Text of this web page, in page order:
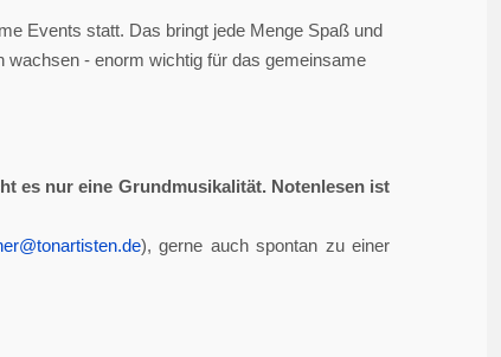
Events statt. Das bringt jede Menge Spaß und
- enorm wichtig für das gemeinsame
es nur eine Grundmusikalität. Notenlesen ist
), gerne auch spontan zu einer